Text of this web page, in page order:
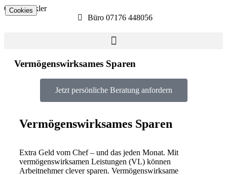
Ostalb­makler
Büro 07176 448056​
Vermögenswirksames Sparen
Jetzt persönliche Beratung anfordern
Vermögenswirksames Sparen
Extra Geld vom Chef – und das jeden Monat. Mit
vermögenswirksamen Leistungen (VL) können
Arbeitnehmer clever sparen. Vermögenswirksame
Cookies